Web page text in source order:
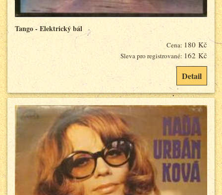
Tango - Elektrický bál
Cena: 180 Kč
Sleva pro registrované: 162 Kč
Detail